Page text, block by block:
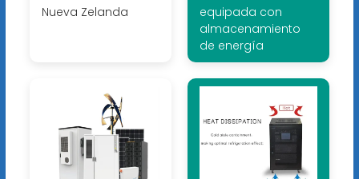
Nueva Zelanda
equipada con
almacenamiento
de energía